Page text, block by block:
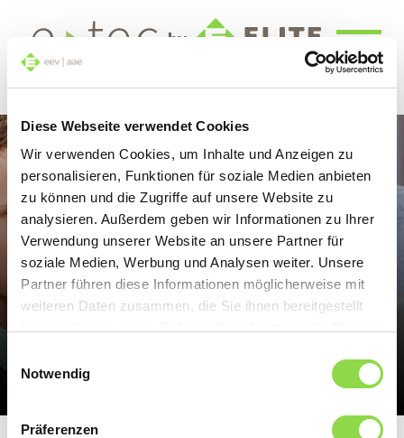
Diese Webseite verwendet Cookies
Wir verwenden Cookies, um Inhalte und Anzeigen zu
personalisieren, Funktionen für soziale Medien anbieten
zu können und die Zugriffe auf unsere Website zu
analysieren. Außerdem geben wir Informationen zu Ihrer
Verwendung unserer Website an unsere Partner für
soziale Medien, Werbung und Analysen weiter. Unsere
Partner führen diese Informationen möglicherweise mit
weiteren Daten zusammen, die Sie ihnen bereitgestellt
Notwendig
Präferenzen
by
Magazine online d'électrotechnique et de
Protégez votre famille
aussi sur Internet
Lorsqu’on parle de protection chez soi,
on pense d’abord aux alarmes,
détecteurs de mouvement, etc. Mais la
protection des données personnelles et la